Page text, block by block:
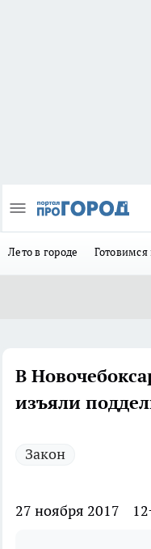
Лето в городе
В
изъяли
Закон
27 ноября 2017